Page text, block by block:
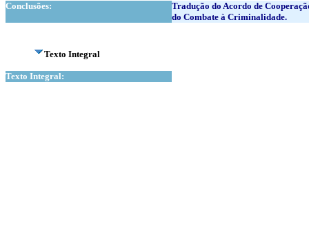
Conclusões:
Tradução do Acordo de
do Combate à Criminalidade.
Texto Integral
Texto Integral: